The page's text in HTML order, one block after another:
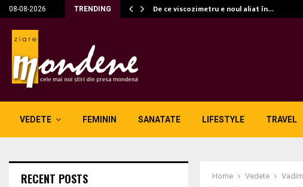
08-08-2026 TRENDING De ce viscozimetru e noul aliat în…
VEDETE FEMININ SANATATE LIFESTYLE TRAVEL
Home Vedete
RECENT POSTS